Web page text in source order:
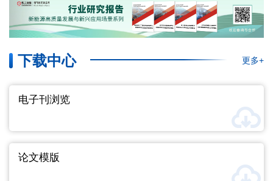
下载中心 更多+
电子刊浏览
论文模版